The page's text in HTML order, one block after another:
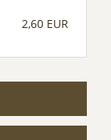
2,60 EUR